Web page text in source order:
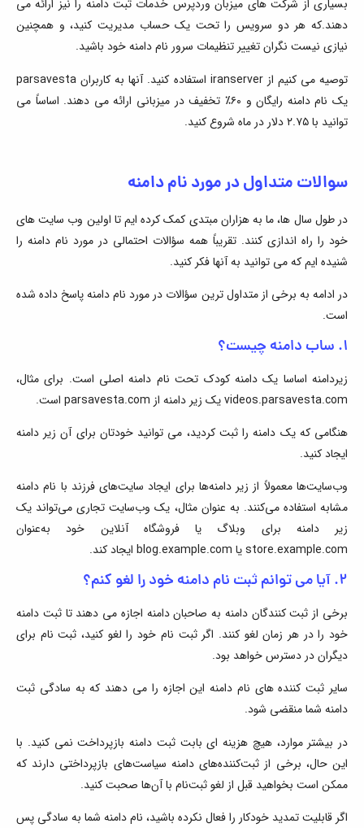
بسیاری از شرکت های میزبان وردپرس خدمات ثبت دامنه را نیز ارائه می
دهند.که هر دو سرویس را تحت یک حساب مدیریت کنید، و همچنین
نیازی نیست نگران تغییر تنظیمات سرور نام دامنه خود باشید.
توصیه می کنیم از iranserver استفاده کنید. آنها به کاربران parsavesta
یک نام دامنه رایگان و ۶۰٪ تخفیف در میزبانی ارائه می دهند. اساساً می
توانید با ۲.۷۵ دلار در ماه شروع کنید.
سوالات متداول در مورد نام دامنه
در طول سال ها، ما به هزاران مبتدی کمک کرده ایم تا اولین وب سایت های
خود را راه اندازی کنند. تقریباً همه سؤالات احتمالی در مورد نام دامنه را
شنیده ایم که می توانید به آنها فکر کنید.
در ادامه به برخی از متداول ترین سؤالات در مورد نام دامنه پاسخ داده شده
است.
۱. ساب دامنه چیست؟
زیردامنه اساسا یک دامنه کودک تحت نام دامنه اصلی است. برای مثال،
videos.parsavesta.com یک زیر دامنه از parsavesta.com است.
هنگامی که یک دامنه را ثبت کردید، می توانید خودتان برای آن زیر دامنه
ایجاد کنید.
وب‌سایت‌ها معمولاً از زیر دامنه‌ها برای ایجاد سایت‌های فرزند با نام دامنه
مشابه استفاده می‌کنند. به عنوان مثال، یک وب‌سایت تجاری می‌تواند یک
زیر دامنه برای وبلاگ یا فروشگاه آنلاین خود به‌عنوان
store.example.com یا blog.example.com ایجاد کند.
۲. آیا می توانم ثبت نام دامنه خود را لغو کنم؟
برخی از ثبت کنندگان دامنه به صاحبان دامنه اجازه می دهند تا ثبت دامنه
خود را در هر زمان لغو کنند. اگر ثبت نام خود را لغو کنید، ثبت نام برای
دیگران در دسترس خواهد بود.
سایر ثبت کننده های نام دامنه این اجازه را می دهند که به سادگی ثبت
دامنه شما منقضی شود.
در بیشتر موارد، هیچ هزینه ای بابت ثبت دامنه بازپرداخت نمی کنید. با
این حال، برخی از ثبت‌کننده‌های دامنه سیاست‌های بازپرداختی دارند که
ممکن است بخواهید قبل از لغو ثبت‌نام با آن‌ها صحبت کنید.
اگر قابلیت تمدید خودکار را فعال نکرده باشید، نام دامنه شما به سادگی پس